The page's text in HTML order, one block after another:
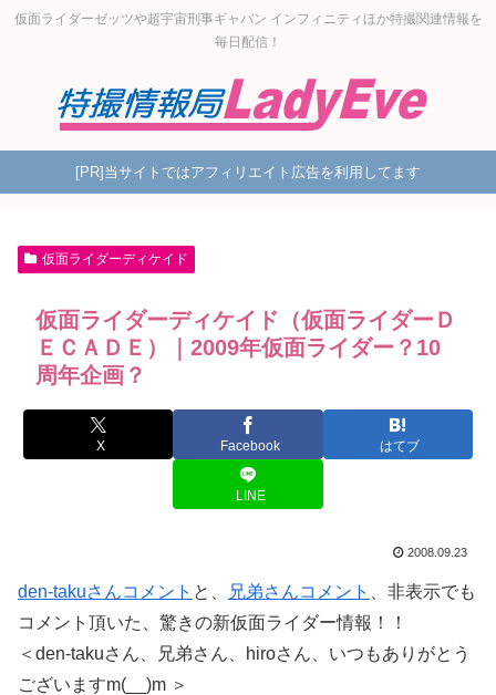
仮面ライダーゼッツや超宇宙刑事ギャバン インフィニティほか特撮関連情報を
毎日配信！
[PR]当サイトではアフィリエイト広告を利用してます
仮面ライダーディケイド
仮面ライダーディケイド（仮面ライダーＤ
ＥＣＡＤＥ）｜2009年仮面ライダー？10
周年企画？
X Facebook はてブ
LINE
2008.09.23
den-takuさんコメント と、 兄弟さんコメント
、非表示でも
コメント頂いた、驚きの新仮面ライダー情報！！
＜den-takuさん、兄弟さん、hiroさん、いつもありがとう
ございますm(__)m ＞